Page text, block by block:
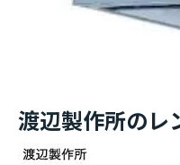
渡辺製作所のレ